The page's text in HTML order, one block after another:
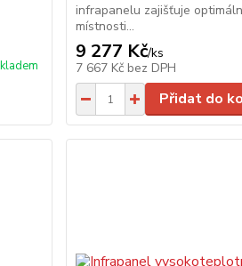
infrapanelu zajišťuje
místnosti...
9 277 Kč/ks
7 667 Kč bez DPH
Přidat do